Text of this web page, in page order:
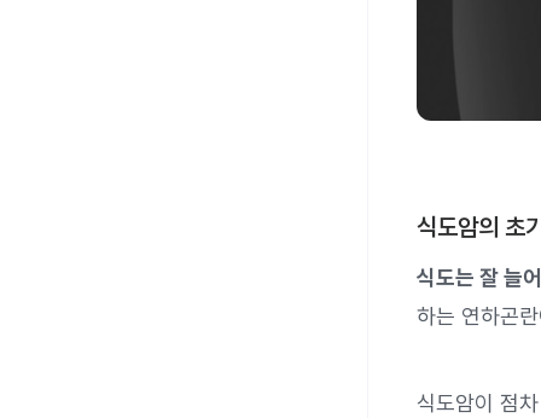
식도암의 초
식도는 잘 늘
하는 연하곤
식도암이 점